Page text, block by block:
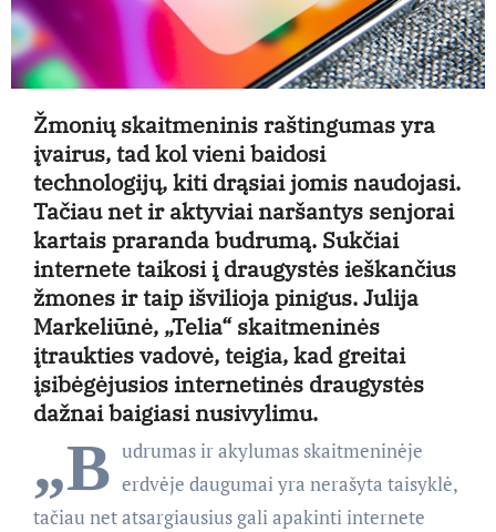
Žmonių skaitmeninis raštingumas yra
įvairus, tad kol vieni baidosi
technologijų, kiti drąsiai jomis naudojasi.
Tačiau net ir aktyviai naršantys senjorai
kartais praranda budrumą. Sukčiai
internete taikosi į draugystės ieškančius
žmones ir taip išvilioja pinigus. Julija
Markeliūnė, „Telia“ skaitmeninės
įtraukties vadovė, teigia, kad greitai
įsibėgėjusios internetinės draugystės
dažnai baigiasi nusivylimu.
„B udrumas ir akylumas skaitmeninėje
erdvėje daugumai yra nerašyta taisyklė,
tačiau net atsargiausius gali apakinti internete